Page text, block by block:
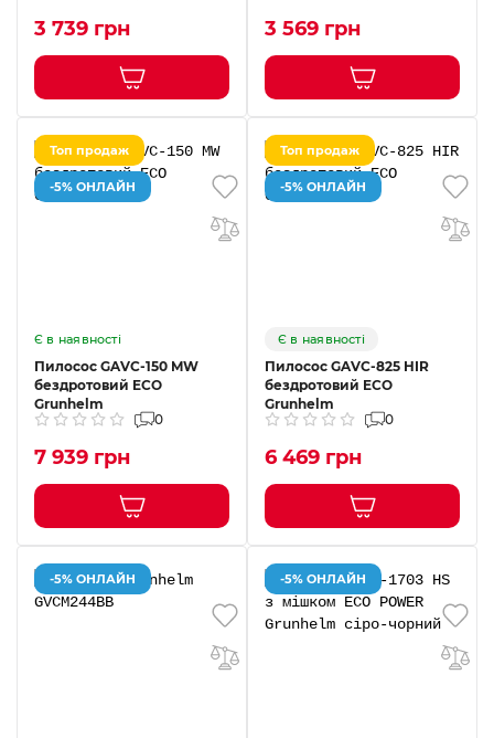
3 739 грн 3 569 грн
Топ продаж
-5% ОНЛАЙН
Є в наявності
Пилосос GAVC-150 MW
бездротовий ECO
Grunhelm
0
7 939 грн
Топ продаж
-5% ОНЛАЙН
Є в наявності
Пилосос GAVC-825 HIR
бездротовий ECO
Grunhelm
0
6 469 грн
-5% ОНЛАЙН -5% ОНЛАЙН